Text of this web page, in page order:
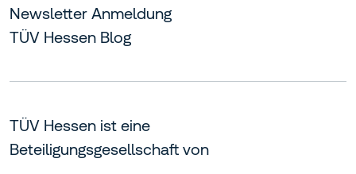
Newsletter Anmeldung
TÜV Hessen Blog
TÜV Hessen ist eine
Beteiligungsgesellschaft von